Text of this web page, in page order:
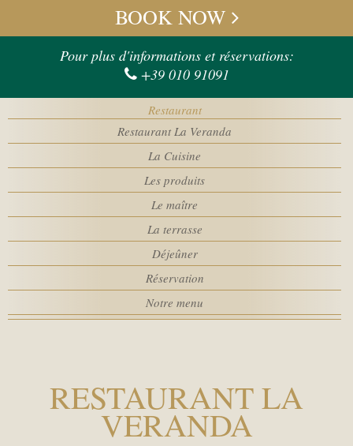
OFFRES
BAR
ÉVÉNEMENT
SPA
MEETINGS
SERVICES
POLITIQUES DE L’HÔTEL
WEBCAM
BOOK NOW
Check-in
Check-out
Chambres
Adultes
Enfants
Pour plus d'informations et réservations:
+39 010 91091
Restaurant
Restaurant La Veranda
La Cuisine
Les produits
Le maître
La terrasse
Déjeûner
Réservation
Notre menu
RESTAURANT LA
VERANDA